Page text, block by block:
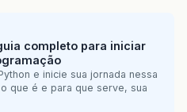
completo para iniciar
e inicie sua jornada nessa
que é e para que serve, sua